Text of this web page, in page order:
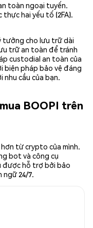
toàn ngoại tuyến.
hai yếu tố (2FA).
tưởng cho lưu trữ dài
trữ an toàn để tránh
custodial an toàn của
biện pháp bảo vệ đáng
nhu cầu của bạn.
BOOPI trên
từ crypto của mình.
bot và công cụ
được hỗ trợ bởi bảo
ngữ 24/7.